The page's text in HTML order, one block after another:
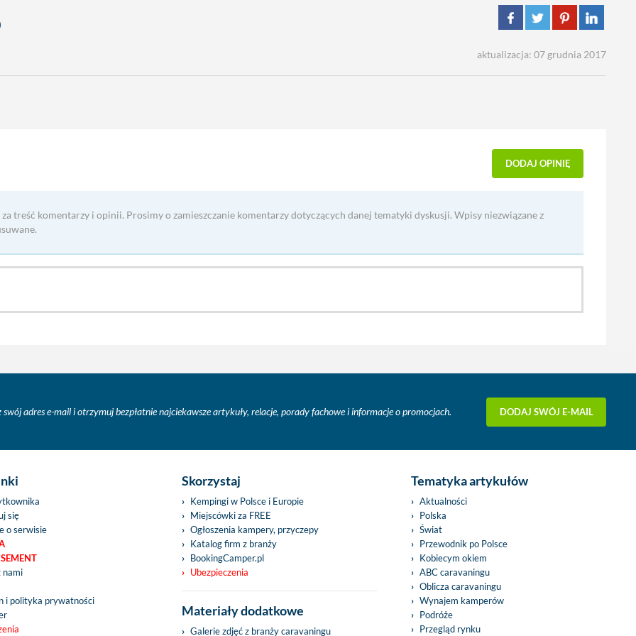
aktualizacja: 07 grudnia 2017
DODAJ OPINIĘ
treść komentarzy i opinii. Prosimy o zamieszczanie komentarzy dotyczących danej tematyki dyskusji. Wpisy niezwiązane z
swój adres e-mail i otrzymuj bezpłatnie najciekawsze artykuły, relacje, porady fachowe i informacje o promocjach. DODAJ SWÓJ E-MAIL
się
o serwisie
nami
i polityka prywatności
Skorzystaj
Kempingi w Polsce i Europie
Miejscówki za FREE
Ogłoszenia kampery, przyczepy
Katalog firm z branży
BookingCamper.pl
Ubezpieczenia
Materiały dodatkowe
Galerie zdjęć z branży caravaningu
Tematyka artykułów
Aktualności
Polska
Świat
Przewodnik po Polsce
Kobiecym okiem
ABC caravaningu
Oblicza caravaningu
Wynajem kamperów
Podróże
Przegląd rynku